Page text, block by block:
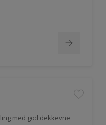
med god dekkevne